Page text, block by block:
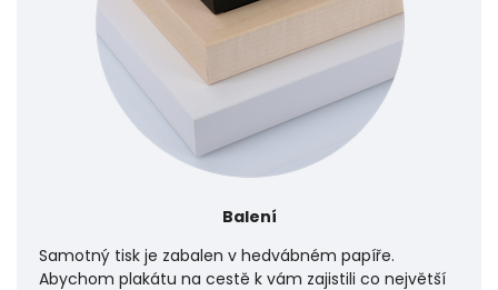
Balení
Samotný tisk je zabalen v hedvábném papíře.
Abychom plakátu na cestě k vám zajistili co největší